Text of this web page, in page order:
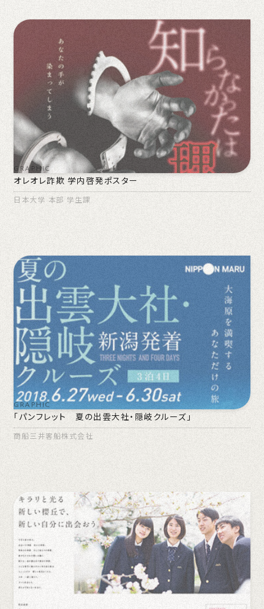
GRAPHIC
オレオレ詐欺 学内啓発ポスター
日本大学 本部 学生課
GRAPHIC
「パンフレット 夏の出雲大社・隠岐クルーズ」
商船三井客船株式会社